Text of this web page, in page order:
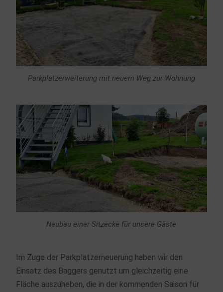
Parkplatzerweiterung mit neuem Weg zur Wohnung
Neubau einer Sitzecke für unsere Gäste
Im Zuge der Parkplatzerneuerung haben wir den
Einsatz des Baggers genutzt um gleichzeitig eine
Fläche auszuheben, die in der kommenden Saison für